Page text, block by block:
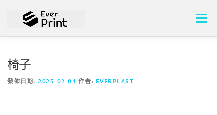
選單
椅子
發佈日期: 2025-02-04 作者: EVERPLAST